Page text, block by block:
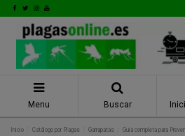
Menu Buscar
Inicio Catálogo por Plagas Garrapatas Guía completa para